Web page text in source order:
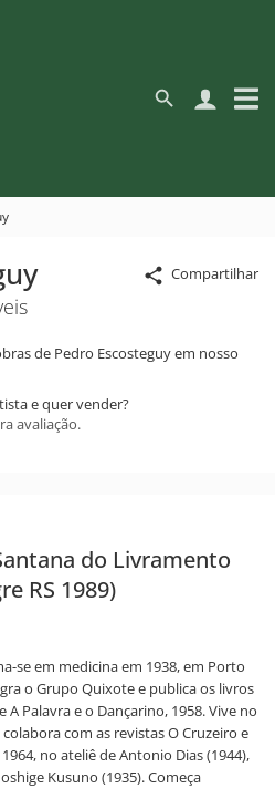
Compartilhar
de Pedro Escosteguy em nosso
e quer vender?
avaliação.
do Livramento
RS 1989)
se em medicina em 1938, em Porto
o Grupo Quixote e publica os livros
A Palavra e o Dançarino, 1958. Vive no
colabora com as revistas O Cruzeiro e
no ateliê de Antonio Dias (1944),
Kusuno (1935). Começa